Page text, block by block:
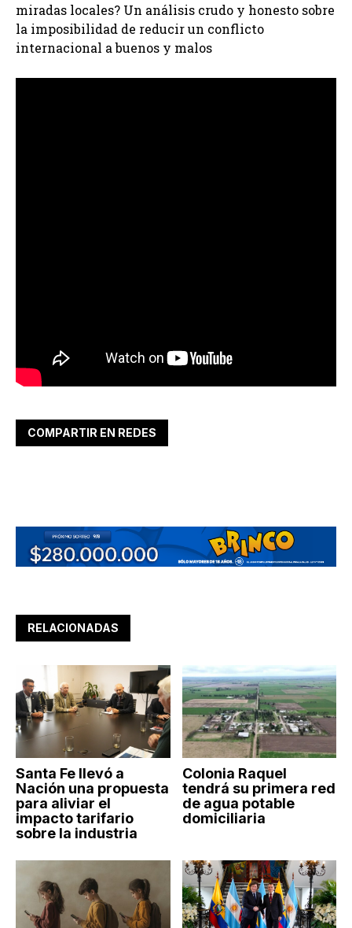
miradas locales? Un análisis crudo y honesto sobre
la imposibilidad de reducir un conflicto
internacional a buenos y malos
COMPARTIR EN REDES
RELACIONADAS
Santa Fe llevó a
Nación una propuesta
para aliviar el
impacto tarifario
sobre la industria
Colonia Raquel
tendrá su primera red
de agua potable
domiciliaria